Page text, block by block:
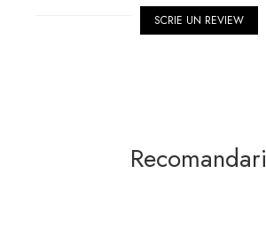
SCRIE UN REVIEW
Recomandari